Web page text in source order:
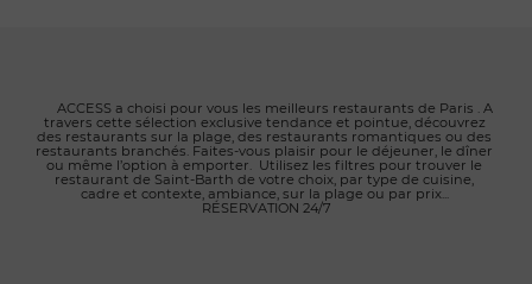
travers cette sélection exclusive tendance et pointue, découvrez
des restaurants sur la plage, des restaurants romantiques ou des
restaurants branchés. Faites-vous plaisir pour le déjeuner, le dîner
ou même l’option à emporter.  Utilisez les filtres pour trouver le
restaurant de Saint-Barth de votre choix, par type de cuisine,
cadre et contexte, ambiance, sur la plage ou par prix...
RÉSERVATION 24/7